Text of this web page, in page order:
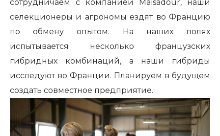
сотрудничаем с компанией Maïsadour, наши
селекционеры и агрономы ездят во Францию
по обмену опытом. На наших полях
испытывается несколько французских
гибридных комбинаций, а наши гибриды
исследуют во Франции. Планируем в будущем
создать совместное предприятие.